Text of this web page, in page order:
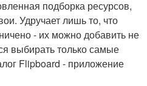
подборка ресурсов,
Удручает лишь то, что
- их можно добавить не
выбирать только самые
Flipboard - приложение